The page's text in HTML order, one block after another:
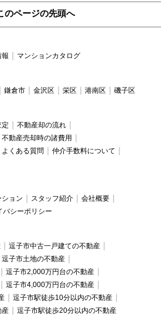
のページの先頭へ
報 マンションカタログ
鎌倉市 金沢区 栄区 港南区 磯子区
定
不動産却の流れ
不動産売却時の諸費用
よくある質問
仲介手数料について
ョン スタッフ紹介
会社概要
バシーポリシー
逗子市中古一戸建ての不動産
逗子市土地の不動産
逗子市2,000万円台の不動産
逗子市4,000万円台の不動産
逗子市駅徒歩10分以内の不動産
産
逗子市駅徒歩20分以内の不動産